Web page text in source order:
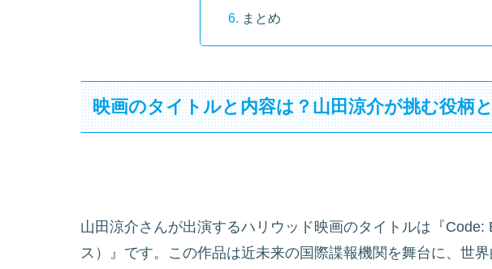
まとめ
映画のタイトルと内容は？山田涼介が挑む役柄
山田涼介さんが出演するハリウッド映画のタイトルは『Code:
ス）』です。この作品は近未来の国際諜報機関を舞台に、世